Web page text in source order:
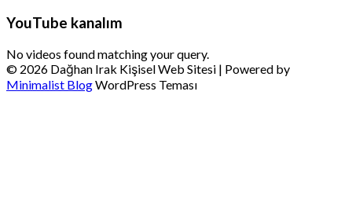
YouTube kanalım
No videos found matching your query.
© 2026 Dağhan Irak Kişisel Web Sitesi | Powered by
Minimalist BlogWordPress Teması